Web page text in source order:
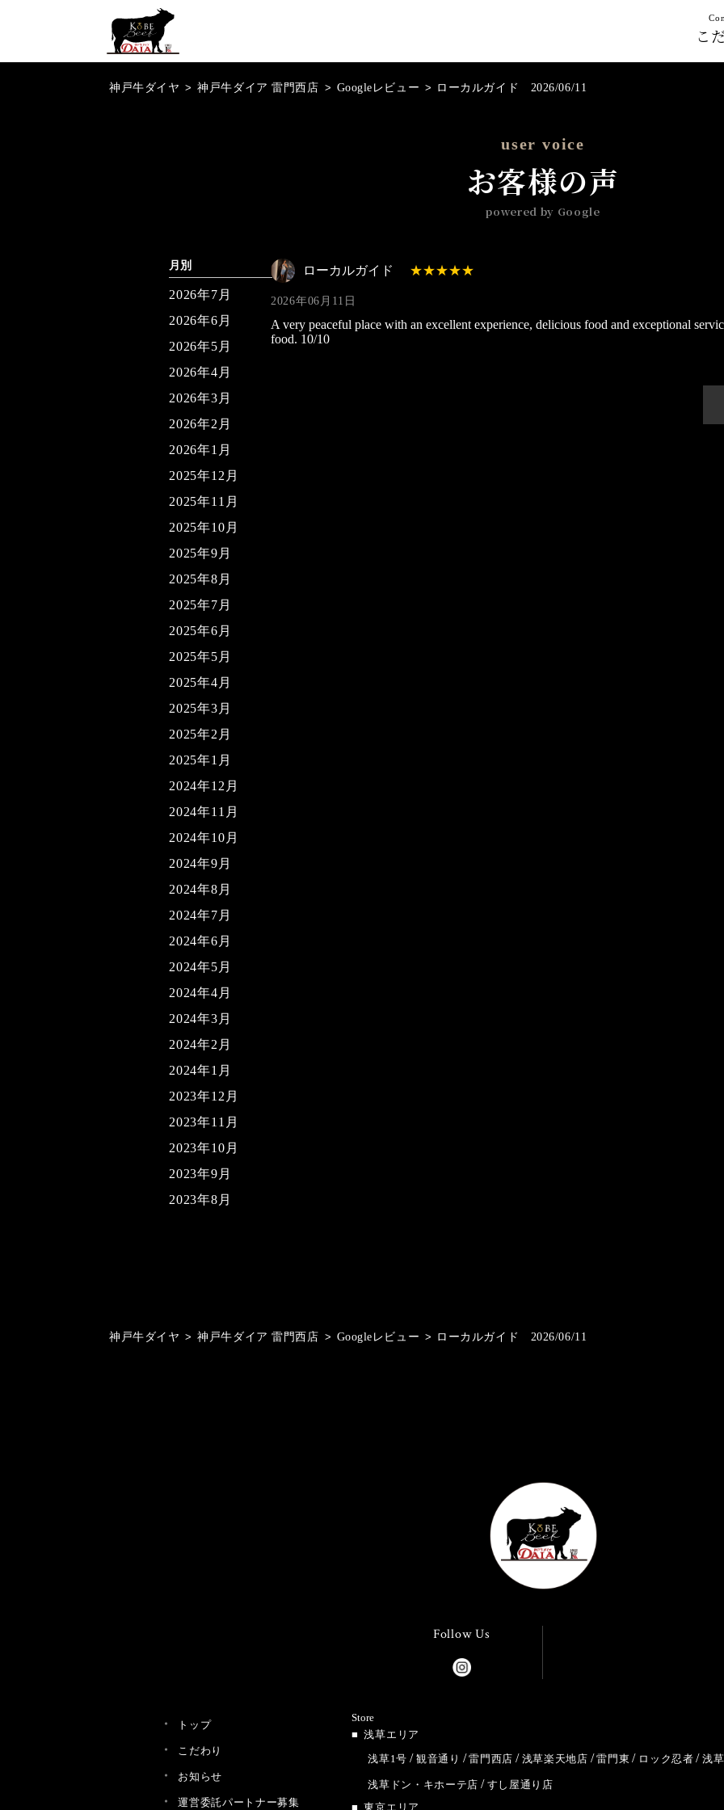
こ
神戸牛ダイヤ > 神戸牛ダイア 雷門西店 > Googleレビュー > ローカルガイド 2026/06/11
user voice
お客様の声
powered by Google
ローカルガイド
2026年06月11日
A very peaceful place with an excellent experience, delicious food and exceptional
food. 10/10
月別
2026年7月
2026年6月
2026年5月
2026年4月
2026年3月
2026年2月
2026年1月
2025年12月
2025年11月
2025年10月
2025年9月
2025年8月
2025年7月
2025年6月
2025年5月
2025年4月
2025年3月
2025年2月
2025年1月
2024年12月
2024年11月
2024年10月
2024年9月
2024年8月
2024年7月
2024年6月
2024年5月
2024年4月
2024年3月
2024年2月
2024年1月
2023年12月
2023年11月
2023年10月
2023年9月
2023年8月
神戸牛ダイヤ > 神戸牛ダイア 雷門西店 > Googleレビュー > ローカルガイド 2026/06/11
Follow Us
トップ
こだわり
お知らせ
運営委託パートナー募集
Store
浅草エリア
浅草1号
観音通り 雷門西店 浅草楽天地店 雷門東 ロック忍者 浅
浅草ドン・キホーテ店
すし屋通り店
東京エリア